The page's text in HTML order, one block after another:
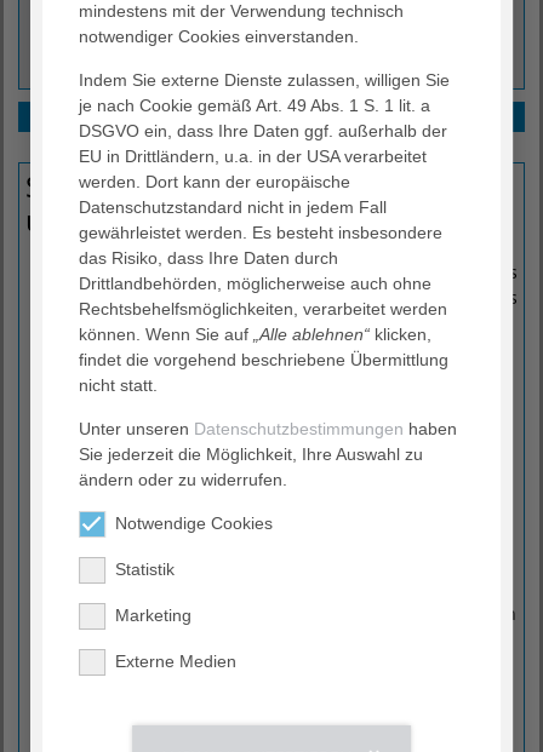
Dr. med. Gerd Smolka
Patientenfürsprecher
Leitbild
Informationen
Selbstverständnis und Prinzipien
unseres Handelns
Wir verstehen uns als Zuhörer, Gesprächspartner und als
Brücke zwischen den Mitarbeitenden des Krankenhauses
und den Betroffenen.
Wir widmen uns allen Anliegen, Wünschen und Nöten
der Patientinnen und Patienten und bearbeiten diese im
Krankenhauses. Wir nehmen alle Beschwerden und
Anregungen entgegen und wenden uns an diejenigen
Mitarbeiterinnen und Mitarbeiter im Krankenhaus, die
Mängel abzustellen.
Wir informieren unsere Patientinnen und Patienten über
Zwischenergebnisse und Ergebnisse unseres Vorgehens.
Wir vermitteln allgemeine gesundheitliche Informationen
bieten jedoch keine juristische oder medizinische
mindestens mit der Verwendung technisch
notwendiger Cookies einverstanden.
Indem Sie externe Dienste zulassen, willigen Sie
je nach Cookie gemäß Art. 49 Abs. 1 S. 1 lit. a
DSGVO ein, dass Ihre Daten ggf. außerhalb der
EU in Drittländern, u.a. in der USA verarbeitet
werden. Dort kann der europäische
Datenschutzstandard nicht in jedem Fall
gewährleistet werden. Es besteht insbesondere
das Risiko, dass Ihre Daten durch
Drittlandbehörden, möglicherweise auch ohne
Rechtsbehelfsmöglichkeiten, verarbeitet werden
können. Wenn Sie auf „Alle ablehnen“ klicken,
findet die vorgehend beschriebene Übermittlung
nicht statt.
Unter unseren Datenschutzbestimmungen haben
Sie jederzeit die Möglichkeit, Ihre Auswahl zu
ändern oder zu widerrufen.
Notwendige Cookies
Statistik
Marketing
Externe Medien